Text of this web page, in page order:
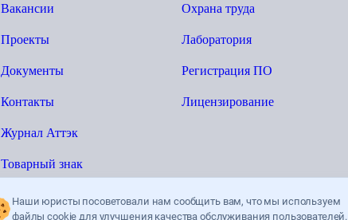
Наши юристы посоветовали нам сообщить вам, что мы используем
файлы cookie для улучшения качества обслуживания пользователей.
Вакансии
Проекты
Документы
Контакты
Журнал Аттэк
Товарный знак
Охрана труда
Лаборатория
Регистрация ПО
Лицензирование